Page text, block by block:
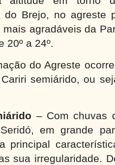
do Brejo, no agreste
agradáveis da
20º a 24º.
do Agreste
semiárido, ou
– Com chuvas
em grande
principal
sua irregularidade.